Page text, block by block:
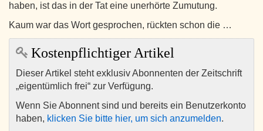
haben, ist das in der Tat eine unerhörte Zumutung.
Kaum war das Wort gesprochen, rückten schon die …
Kostenpflichtiger Artikel
Dieser Artikel steht exklusiv Abonnenten der Zeitschrift
„eigentümlich frei“ zur Verfügung.
Wenn Sie Abonnent sind und bereits ein Benutzerkonto
haben, klicken Sie bitte hier, um sich anzumelden.